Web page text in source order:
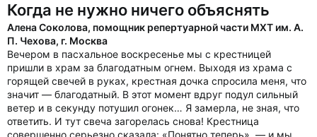
Когда не нужно ничего объяснять
Алена Соколова, помощник репертуарной части МХТ им. А.
П. Чехова, г. Москва
Вечером в пасхальное воскресенье мы с крестницей
пришли в храм за благодатным огнем. Выходя из храма с
горящей свечей в руках, крестная дочка спросила меня, что
значит — благодатный. В этот момент вдруг подул сильный
ветер и в секунду потушил огонек… Я замерла, не зная, что
ответить. И тут свеча загорелась снова! Крестница